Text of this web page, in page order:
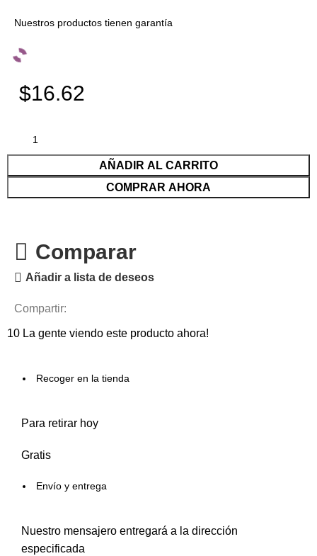
Nuestros productos tienen garantía
$16.62
AÑADIR AL CARRITO
COMPRAR AHORA
Comparar
Añadir a lista de deseos
Compartir:
10 La gente viendo este producto ahora!
Recoger en la tienda
Para retirar hoy
Gratis
Envío y entrega
Nuestro mensajero entregará a la dirección
especificada